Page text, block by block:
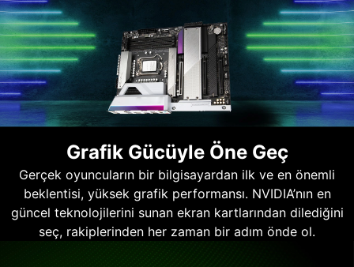
Grafik Gücüyle Öne Geç
Gerçek oyuncuların bir bilgisayardan ilk ve en önemli
beklentisi, yüksek grafik performansı. NVIDIA’nın en
güncel teknolojilerini sunan ekran kartlarından dilediğini
seç, rakiplerinden her zaman bir adım önde ol.